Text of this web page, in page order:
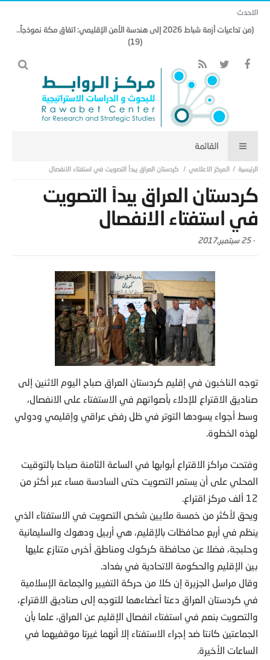
الاحدث
(من تداعيات أزمة شباط 2026 إلى هندسة الأمن الإقليمي: اتفاق مكة نموذجاً..
(19)
المركز الاعلامي كردستان العراق يبدأ التصويت في استفتاء الانفصال
كردستان العراق يبدأ التصويت
في استفتاء الانفصال
-25 سبتمبر,2017
توجه الناخبون في إقليم كردستان العراق صباح اليوم الاثنين إلى
صناديق الاقتراع للإدلاء بأصواتهم في الاستفتاء على الانفصال،
وسط أجواء يسودها التوتر في ظل رفض عراقي وإقليمي ودولي
لهذه الخطوة.
وفتحت مراكز الاقتراع أبوابها في الساعة الثامنة صباحا بالتوقيت
المحلي على أن يستمر التصويت حتى السادسة مساء عبر أكثر من
12 ألف مركز اقتراع.
ويحق لأكثر من خمسة ملايين شخص التصويت في الاستفتاء الذي
ينظم في أربع محافظات بالإقليم، هي أربيل ودهوك والسليمانية
وحلبجة، فضلا عن محافظة كركوك ومناطق أخرى متنازع عليها
بين الإقليم والحكومة الاتحادية في بغداد.
وقال مراسل الجزيرة إن كلا من حركة التغيير والجماعة الإسلامية
في كردستان العراق دعتا أعضاءهما للتوجه إلى صناديق الاقتراع،
والتصويت بنعم في استفتاء انفصال الإقليم عن العراق، علما بأن
الجماعتين كانتا ضد إجراء الاستفتاء إلا أنهما غيرتا موقفيهما في
الساعات الأخيرة.